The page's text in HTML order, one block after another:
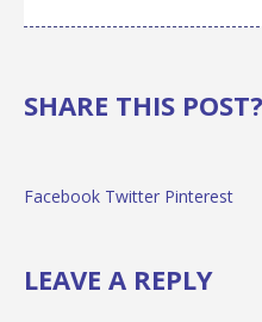
SHARE THIS POST?
Facebook Twitter Pinterest
LEAVE A REPLY